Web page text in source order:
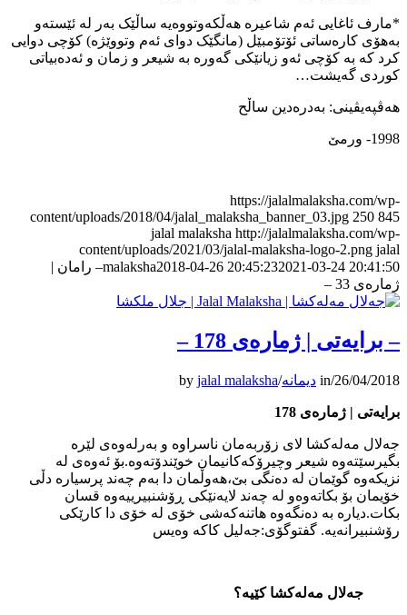
*مارف ئاغایی ئەم شاعیرە هەڵکەوتووەیە ساڵێک بەر لە ئێستەو
بەهۆی کارەساتی ئۆتۆمبێل (مانگێک دوای ئەم وتووێژە) کۆچی دوایی
کرد کە بە کۆچی ئەو زیانێکی گەورە بە شیعر و زمان و ئەدەبیاتی
کوردی گەیشت…
هەڤپەیڤینی: بەدرەدین ساڵح
1998- ورمێ
https://jalalmalaksha.com/wp-
content/uploads/2018/04/jalal_malaksha_banner_03.jpg 250 845
jalal malaksha http://jalalmalaksha.com/wp-
content/uploads/2021/03/jalal-malaksha-logo-2.png jalal
malaksha2018-04-26 20:45:232021-03-24 20:41:50
– رامان |
ژماره‌ی 33 –
– برایه‌تی | ژماره‌ی 178 –
26/04/2018
/
in دیمانە/
by jalal malaksha
برایه‌تی | ژماره‌ی 178
جەلال مەلەکشا لای زۆربەمان ناسراوە و بەرلەوەی لێرە
بگیرسێتەوە شیعر وچیرۆکەکانیمان خوێندۆتەوە.بۆ ئەوەی لە
نزیکەوە گوێمان لە دەنگی بێ،هەوڵمان دا بەم چەند پرسیارە دڵی
خۆیمان بۆ بکاتەوەو لە چەند لایەنێکی ڕۆشنبیرییەوە قسان
بکات.دیارە بە دەنگەوە هاتنەکەشی خۆی لە خۆی دا کارێکی
رۆشنبیرانەیە. گفتوگۆی:جەلیل کاکە وەیس
جەلال مەلەکشا کێیە؟